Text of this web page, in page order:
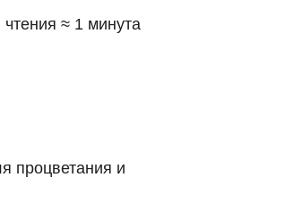
≈ 1 минута
процветания и